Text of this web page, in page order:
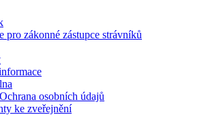
pro zákonné zástupce strávníků
osobních údajů
ke zveřejnění